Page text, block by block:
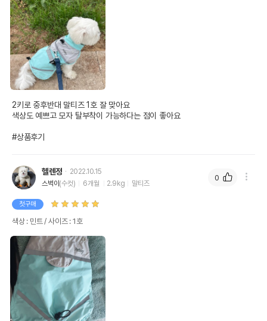
2키로 중후반대 말티즈 1호 잘 맞아요
색상도 예쁘고 모자 탈부착이 가능하다는 점이 좋아요
#상품후기
헬렌정
2022.10.15
스벅이 (수컷) 6개월 2.9kg 말티즈
첫구매
색상 : 민트 / 사이즈 : 1호
0